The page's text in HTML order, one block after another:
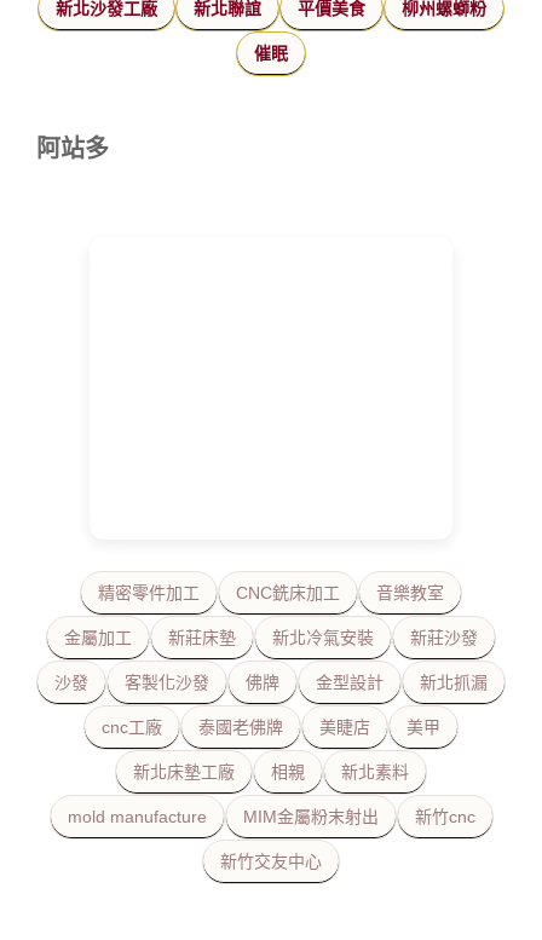
新北沙發工廠 新北聯誼 平價美食 柳州螺螄粉
催眠
阿站多
精密零件加工 CNC銑床加工 音樂教室
金屬加工 新莊床墊 新北冷氣安裝 新莊沙發
沙發 客製化沙發 佛牌 金型設計 新北抓漏
cnc工廠 泰國老佛牌 美睫店 美甲
新北床墊工廠 相親 新北素料
mold manufacture MIM金屬粉末射出 新竹cnc
新竹交友中心